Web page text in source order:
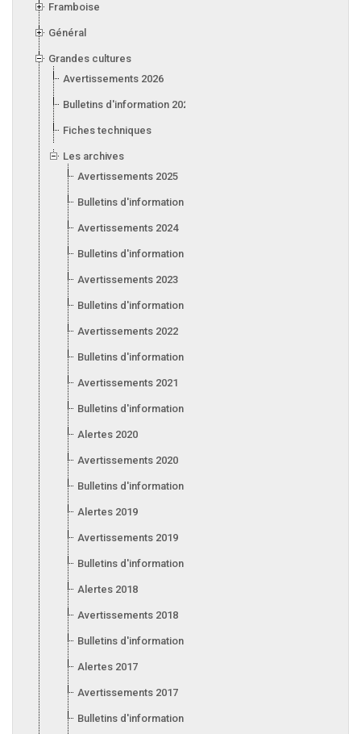
Framboise
Général
Grandes cultures
Avertissements 2026
Bulletins d'information 2026
Fiches techniques
Les archives
Avertissements 2025
Bulletins d'information 2025
Avertissements 2024
Bulletins d'information 2024
Avertissements 2023
Bulletins d'information 2023
Avertissements 2022
Bulletins d'information 2022
Avertissements 2021
Bulletins d'information 2021
Alertes 2020
Avertissements 2020
Bulletins d'information 2020
Alertes 2019
Avertissements 2019
Bulletins d'information 2019
Alertes 2018
Avertissements 2018
Bulletins d'information 2018
Alertes 2017
Avertissements 2017
Bulletins d'information 2017